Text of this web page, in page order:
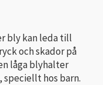
bly kan leda till
och skador på
låga blyhalter
speciellt hos barn.